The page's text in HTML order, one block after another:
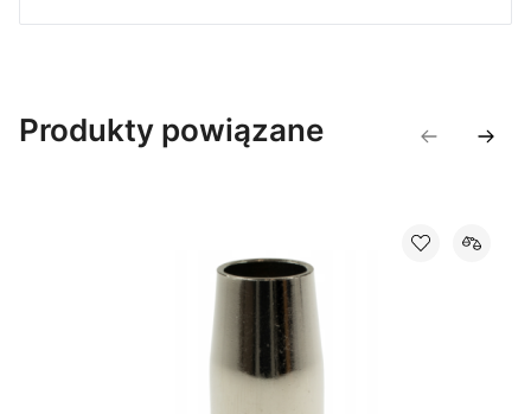
Produkty powiązane